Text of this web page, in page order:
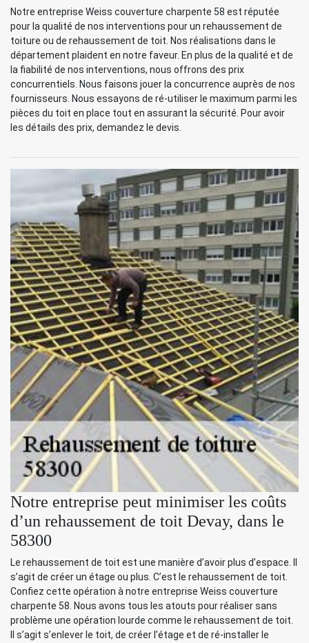
Notre entreprise Weiss couverture charpente 58 est réputée
pour la qualité de nos interventions pour un rehaussement de
toiture ou de rehaussement de toit. Nos réalisations dans le
département plaident en notre faveur. En plus de la qualité et de
la fiabilité de nos interventions, nous offrons des prix
concurrentiels. Nous faisons jouer la concurrence auprès de nos
fournisseurs. Nous essayons de ré-utiliser le maximum parmi les
pièces du toit en place tout en assurant la sécurité. Pour avoir
les détails des prix, demandez le devis.
Notre entreprise peut minimiser les coûts
d’un rehaussement de toit Devay, dans le
58300
Le rehaussement de toit est une manière d’avoir plus d’espace. Il
s’agit de créer un étage ou plus. C’est le rehaussement de toit.
Confiez cette opération à notre entreprise Weiss couverture
charpente 58. Nous avons tous les atouts pour réaliser sans
problème une opération lourde comme le rehaussement de toit.
Il s’agit s’enlever le toit, de créer l’étage et de ré-installer le